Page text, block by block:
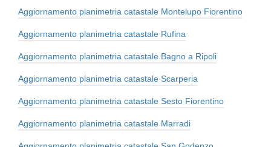
Aggiornamento planimetria catastale Montelupo Fiorentino
Aggiornamento planimetria catastale Rufina
Aggiornamento planimetria catastale Bagno a Ripoli
Aggiornamento planimetria catastale Scarperia
Aggiornamento planimetria catastale Sesto Fiorentino
Aggiornamento planimetria catastale Marradi